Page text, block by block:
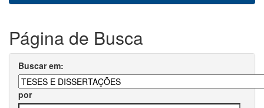
Página de Busca
Buscar em:
por